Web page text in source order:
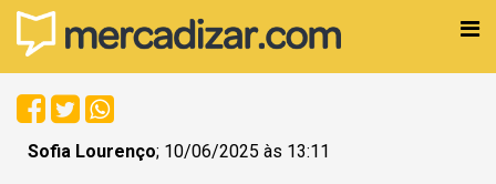
Sofia Lourenço; 10/06/2025 às 13:11